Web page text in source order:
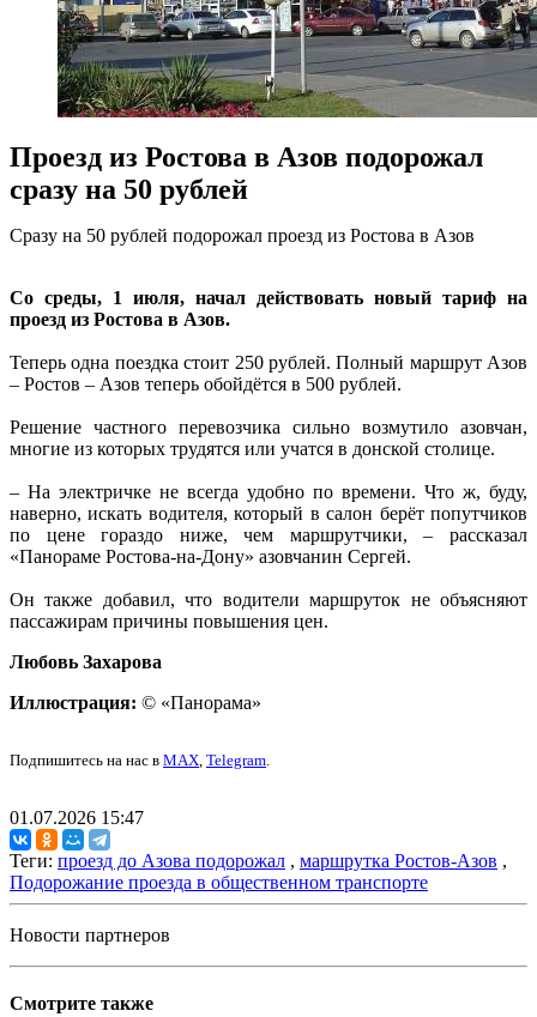
Проезд из Ростова в Азов подорожал
сразу на 50 рублей
Сразу на 50 рублей подорожал проезд из Ростова в Азов
Со среды, 1 июля, начал действовать новый тариф на
проезд из Ростова в Азов.
Теперь одна поездка стоит 250 рублей. Полный маршрут Азов
– Ростов – Азов теперь обойдётся в 500 рублей.
Решение частного перевозчика сильно возмутило азовчан,
многие из которых трудятся или учатся в донской столице.
– На электричке не всегда удобно по времени. Что ж, буду,
наверно, искать водителя, который в салон берёт попутчиков
по цене гораздо ниже, чем маршрутчики, – рассказал
«Панораме Ростова-на-Дону» азовчанин Сергей.
Он также добавил, что водители маршруток не объясняют
пассажирам причины повышения цен.
Любовь Захарова
Иллюстрация: © «Панорама»
Подпишитесь на нас в MAX, Telegram.
01.07.2026 15:47
Теги: проезд до Азова подорожал , маршрутка Ростов-Азов ,
Подорожание проезда в общественном транспорте
Новости партнеров
Смотрите также